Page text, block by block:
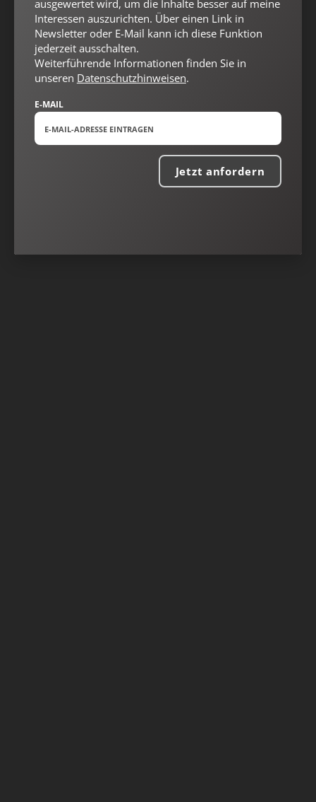
Vertrag widerrufen Abo online kündigen
ausgewertet wird, um die Inhalte besser auf meine
Interessen auszurichten. Über einen Link in
Newsletter oder E-Mail kann ich diese Funktion
jederzeit ausschalten.
Weiterführende Informationen finden Sie in
unseren Datenschutzhinweisen.
E-MAIL
Jetzt anfordern